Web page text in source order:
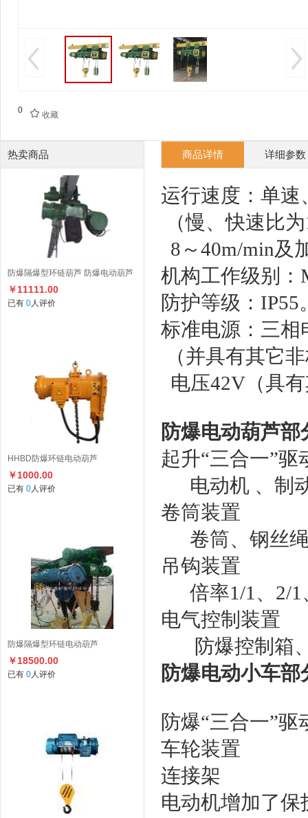
0  收藏
热卖商品
防爆隔爆型环链葫芦 防爆电动葫芦
￥11111.00
已有 0人评价
HHBD防爆环链电动葫芦
￥1000.00
已有 0人评价
防爆隔爆型环链电动葫芦
￥18500.00
已有 0人评价
商品详情 详细参数
运行速
（慢、快速比
8～40m/min及
机构工作级别
防护等级：IP55
标准电源：三相
（并具有其它
电压42V（具
防爆电动葫芦部
起升“三合一”驱
电动机 、制
卷筒装置
卷筒、钢丝绳
吊钩装置
倍率1/1、2/1
电气控制装置
防爆控制箱、
防爆电动小车部
防爆“三合一”驱
车轮装置
连接架
电动机